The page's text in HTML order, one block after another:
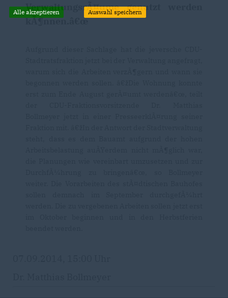
VerwaltungsrÃ¤ume genutzt werden
kÃ¶nnen.â€œ
Alle akzeptieren Auswahl speichern